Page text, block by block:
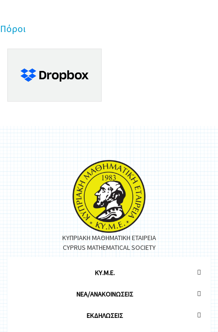
Πόροι
ΚΥΠΡΙΑΚΗ ΜΑΘΗΜΑΤΙΚΗ ΕΤΑΙΡΕΙΑ
CYPRUS MATHEMATICAL SOCIETY
ΚΥ.Μ.Ε.
ΝΕΑ/ΑΝΑΚΟΙΝΩΣΕΙΣ
ΕΚΔΗΛΩΣΕΙΣ